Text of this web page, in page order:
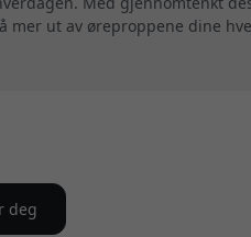
mer ut av øreproppene dine
deg